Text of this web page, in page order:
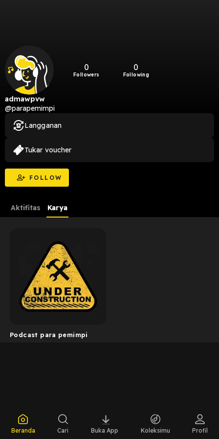
0
Followers
0
Following
admawpvw
@parapemimpi
FOLLOW
Langganan
Tukar voucher
Aktifitas Karya
Podcast para pemimpi
Beranda Cari Buka App Koleksimu Profil